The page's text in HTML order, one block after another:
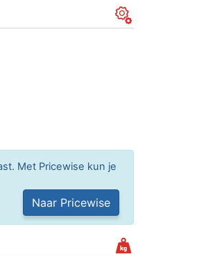
Met Pricewise kun je
Naar Pricewise